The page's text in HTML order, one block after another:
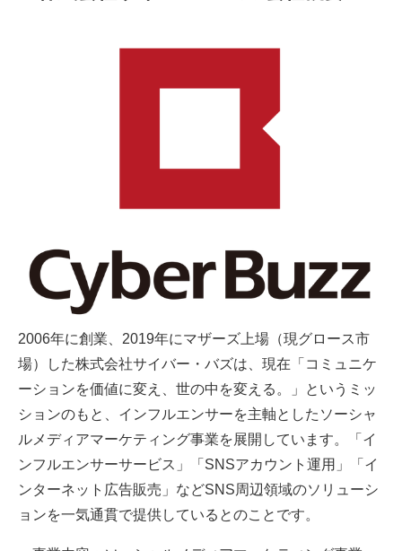
2006年に創業、2019年にマザーズ上場（現グロース市
場）した株式会社サイバー・バズは、現在「コミュニケ
ーションを価値に変え、世の中を変える。」というミッ
ションのもと、インフルエンサーを主軸としたソーシャ
ルメディアマーケティング事業を展開しています。「イ
ンフルエンサーサービス」「SNSアカウント運用」「イ
ンターネット広告販売」などSNS周辺領域のソリューシ
ョンを一気通貫で提供しているとのことです。